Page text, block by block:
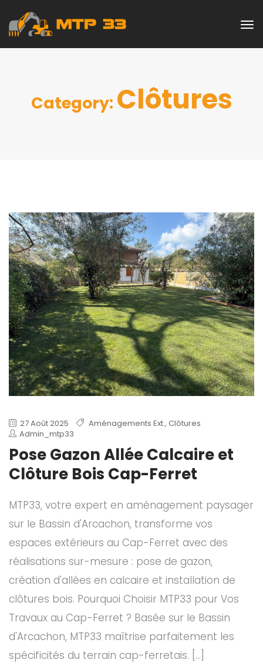
Category: Clôtures
27 Août 2025 Aménagements Ext., Clôtures
Admin_mtp33
Pose Gazon Allée Calcaire et
Clôture Bois Cap-Ferret
MTP33, votre expert en aménagement paysager
sur le Bassin d'Arcachon, transforme vos
espaces extérieurs au Cap-Ferret avec des
réalisations sur-mesure : pose de gazon,
création d'allées en calcaire et installation de
clôtures bois. Pourquoi Choisir MTP33 pour Vos
Travaux au Cap-Ferret ? Basée sur le Bassin
d'Arcachon, MTP33 maîtrise parfaitement les
spécificités du terrain cap-ferretais. [...]